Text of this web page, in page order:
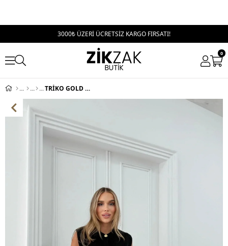
3000₺ ÜZERİ ÜCRETSİZ KARGO FIRSATI!
0
TRİKO GOLD DÜĞME DETAY HIRKA SİYAH